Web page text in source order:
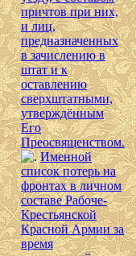
причтов при них,
и лиц,
предназначенных
в зачислению в
штат и к
оставлению
сверхштатными,
утверждённым
Его
Преосвященством.
Именной
список потерь на
фронтах в личном
составе Рабоче-
Крестьянской
Красной Армии за
время